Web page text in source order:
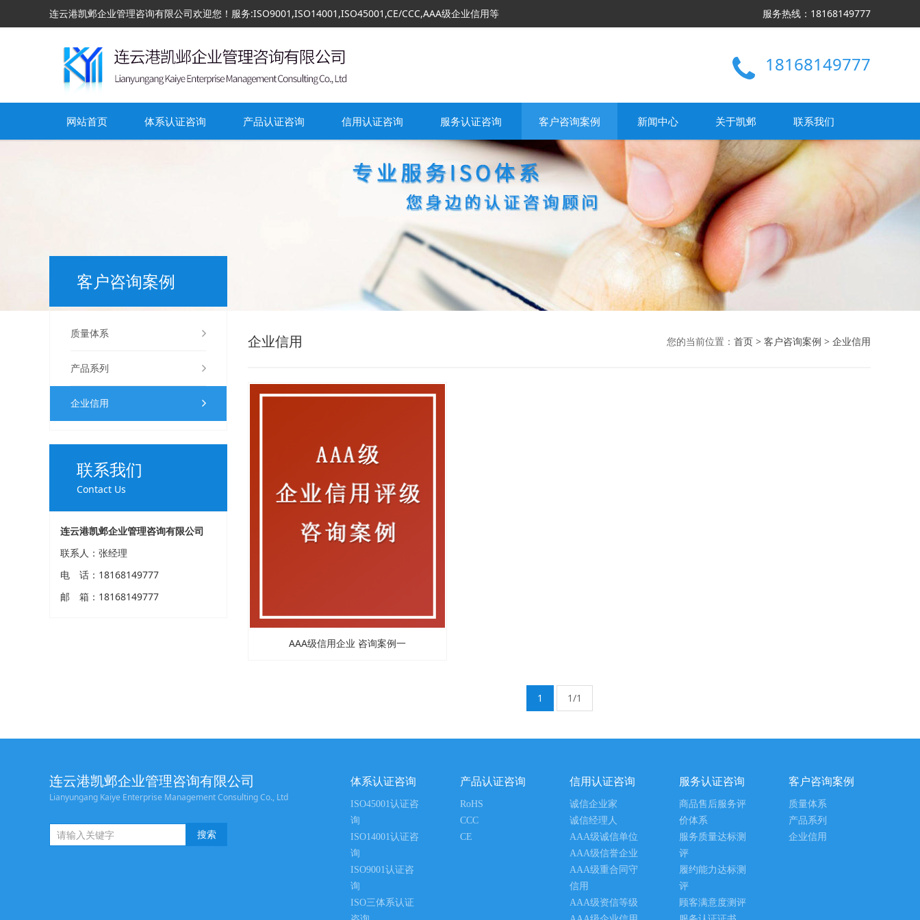
连云港凯邺企业管理咨询有限公司欢迎您！服务:ISO9001,ISO14001,ISO45001,CE/CCC,AAA级企业信用等 服务热线：18168149777
18168149777
网站首页 体系认证咨询 产品认证咨询 信用认证咨询 服务认证咨询 客户咨询案例 新闻中心 关于凯邺 联系我们
客户咨询案例
质量体系
产品系列
企业信用
联系我们
Contact Us
连云港凯邺企业管理咨询有限公司
联系人：张经理
电 话：18168149777
邮 箱：18168149777
企业信用 您的当前位置： 首页 > 客户咨询案例 > 企业信用
AAA级信用企业 咨询案例一
1 1/1
连云港凯邺企业管理咨询有限公司
Lianyungang Kaiye Enterprise Management Consulting Co., Ltd
体系认证咨询
ISO45001认证咨
询
ISO14001认证咨
询
ISO9001认证咨
询
ISO三体系认证
产品认证咨询
RoHS
CCC
CE
信用认证咨询
诚信企业家
诚信经理人
AAA级诚信单位
AAA级信誉企业
AAA级重合同守
信用
AAA级资信等级
服务认证咨询
商品售后服务评
价体系
服务质量达标测
评
履约能力达标测
评
顾客满意度测评
客户咨询案例
质量体系
产品系列
企业信用